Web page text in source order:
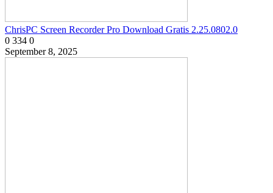
ChrisPC Screen Recorder Pro Download Gratis 2.25.0802.0
0 334 0
September 8, 2025